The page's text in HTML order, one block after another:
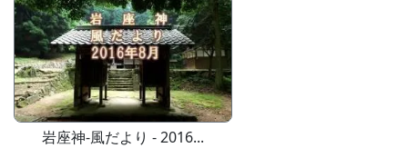
岩座神-風だより - 2016...